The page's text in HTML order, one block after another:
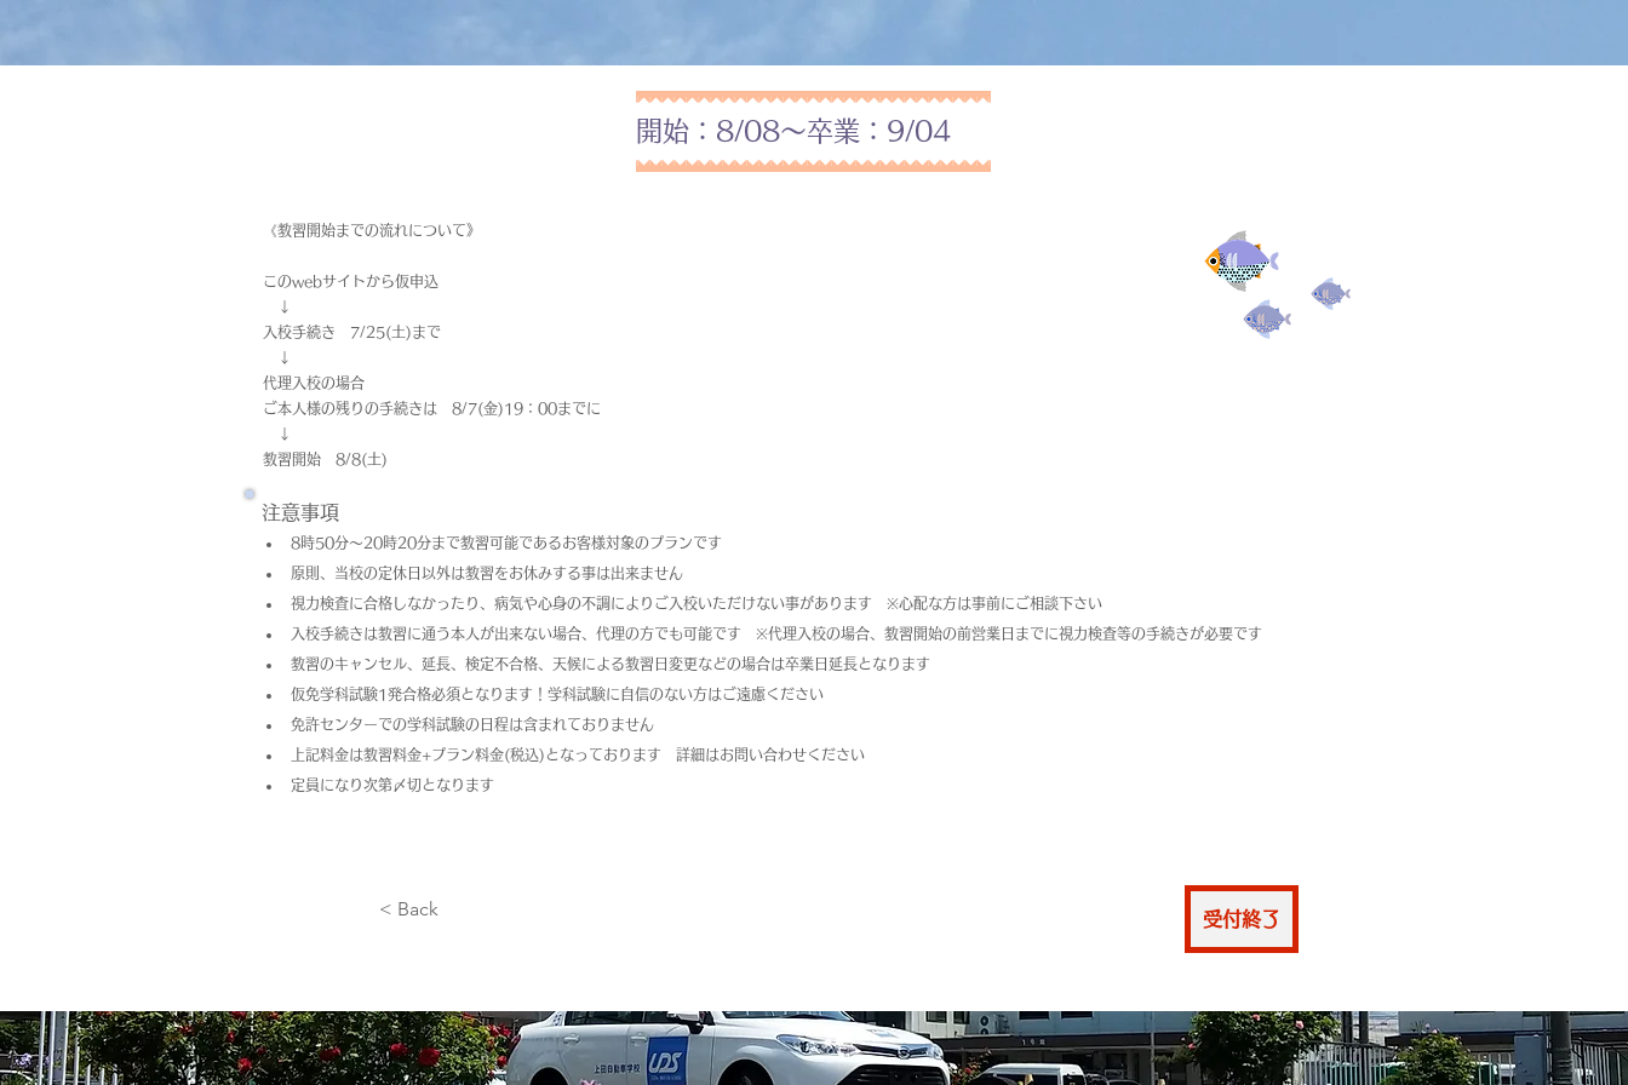
開始：8/08～卒業：9/04
《教習開始までの流れについて》
このwebサイトから仮申込
↓
入校手続き 7/25(土)まで
↓
代理入校の場合
ご本人様の残りの手続きは 8/7(金)19：00までに
↓
教習開始 8/8(土)
注意事項
8時50分～20時20分まで教習可能であるお客様対象のプランです
原則、当校の定休日以外は教習をお休みする事は出来ません
視力検査に合格しなかったり、病気や心身の不調によりご入校いただけない事があります　※心配な方は事前にご相談下さい
入校手続きは教習に通う本人が出来ない場合、代理の方でも可能です　※代理入校の場合、教習開始の前営業日までに視力検査等の手続きが必要です
教習のキャンセル、延長、検定不合格、天候による教習日変更などの場合は卒業日​延長となります
仮免学科試験1発合格必須となります！学科試験に自信のない方はご遠慮ください
免許センターでの学科試験の日程は含まれておりません
上記料金は教習料金+プラン料金(税込)となっております　詳細はお問い合わせください
定員になり次第〆切となります
< Back 仮申込
受付終了